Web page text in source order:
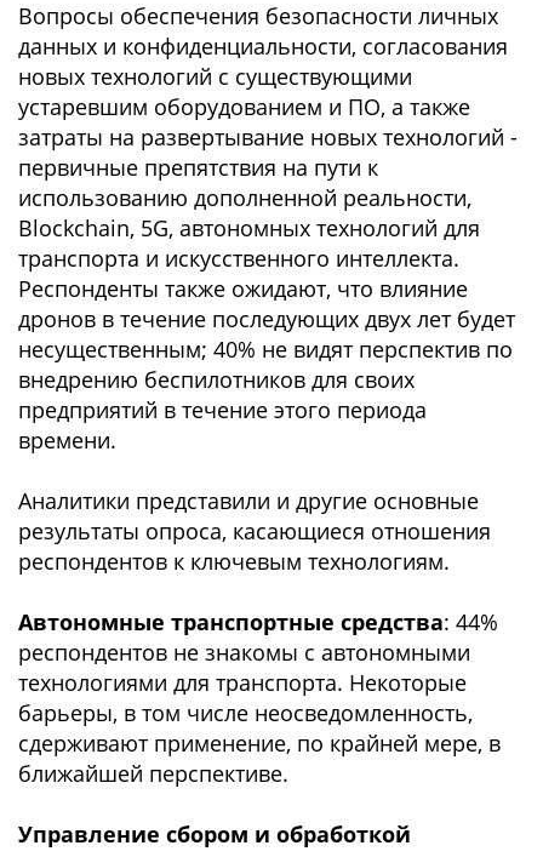
Вопросы обеспечения безопасности личных
данных и конфиденциальности, согласования
новых технологий с существующими
устаревшим оборудованием и ПО, а также
затраты на развертывание новых технологий -
первичные препятствия на пути к
использованию дополненной реальности,
Blockchain, 5G, автономных технологий для
транспорта и искусственного интеллекта.
Респонденты также ожидают, что влияние
дронов в течение последующих двух лет будет
несущественным; 40% не видят перспектив по
внедрению беспилотников для своих
предприятий в течение этого периода
времени.
Аналитики представили и другие основные
результаты опроса, касающиеся отношения
респондентов к ключевым технологиям.
Автономные транспортные средства: 44%
респондентов не знакомы с автономными
технологиями для транспорта. Некоторые
барьеры, в том числе неосведомленность,
сдерживают применение, по крайней мере, в
ближайшей перспективе.
Управление сбором и обработкой